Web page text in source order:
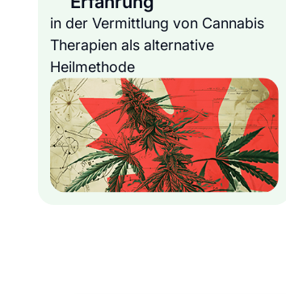
in der Vermittlung von Cannabis
Therapien als alternative
Heilmethode